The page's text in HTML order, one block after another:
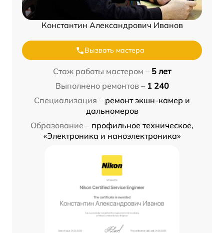
Константин Александрович Иванов
Вызвать мастера
Стаж работы мастером – 5 лет
Выполнено ремонтов – 1 240
Специализация – ремонт экшн-камер и
дальномеров
Образование – профильное техническое,
«Электроника и наноэлектроника»